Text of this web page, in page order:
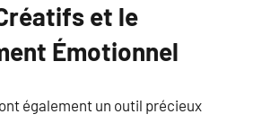
et le
Émotionnel
également un outil précieux